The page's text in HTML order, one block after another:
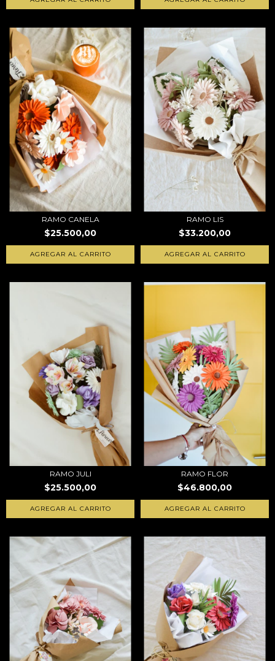
RAMO CANELA
$25.500,00
RAMO LIS
$33.200,00
RAMO JULI
$25.500,00
RAMO FLOR
$46.800,00